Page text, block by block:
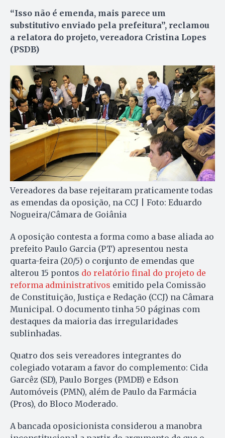
“Isso não é emenda, mais parece um
substitutivo enviado pela prefeitura”, reclamou
a relatora do projeto, vereadora Cristina Lopes
(PSDB)
Vereadores da base rejeitaram praticamente todas
as emendas da oposição, na CCJ | Foto: Eduardo
Nogueira/Câmara de Goiânia
A oposição contesta a forma como a base aliada ao
prefeito Paulo Garcia (PT) apresentou nesta
quarta-feira (20/5) o conjunto de emendas que
alterou 15 pontos do relatório final do projeto de
reforma administrativos emitido pela Comissão
de Constituição, Justiça e Redação (CCJ) na Câmara
Municipal. O documento tinha 50 páginas com
destaques da maioria das irregularidades
sublinhadas.
Quatro dos seis vereadores integrantes do
colegiado votaram a favor do complemento: Cida
Garcêz (SD), Paulo Borges (PMDB) e Edson
Automóveis (PMN), além de Paulo da Farmácia
(Pros), do Bloco Moderado.
A bancada oposicionista considerou a manobra